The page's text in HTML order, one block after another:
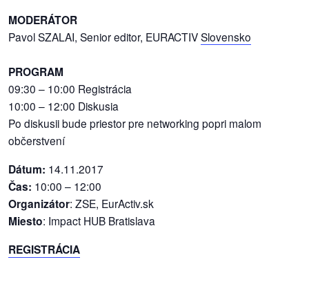
videá
vychádzky
/
knihy
/
výstavy
o
nás
podpora
podporte
MODERÁTOR
Pavol SZALAI, Senior editor, EURACTIVSlovensko
PROGRAM
09:30 – 10:00 Registrácia
10:00 – 12:00 Diskusia
Po diskusii bude priestor pre networking popri malom
občerstvení
Dátum: 14.11.2017
Čas: 10:00 – 12:00
Organizátor: ZSE, EurActiv.sk
Miesto: Impact HUB Bratislava
REGISTRÁCIA